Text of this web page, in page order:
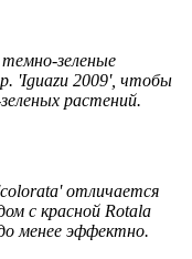
зеленые
'Iguazu 2009', чтобы
растений.
отличается
с красной Rotala
менее эффектно.